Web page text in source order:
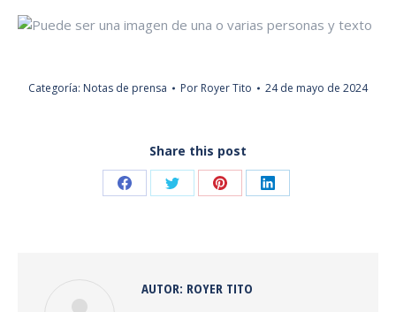
Categoría: Notas de prensa Por Royer Tito 24 de mayo de 2024
Share this post
Share Share Share Share
AUTOR: ROYER TITO